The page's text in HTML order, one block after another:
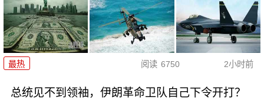
最热 阅读 6750 2小时前
总统见不到领袖，伊朗革命卫队自己下令开打？